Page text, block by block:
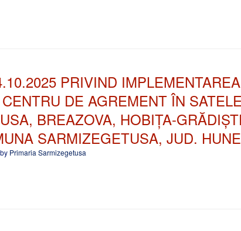
PRIVIND
DE AGREMENT ÎN SATELE
BREAZOVA, HOBIȚA-
SARMIZEGETUSA, JUD.
by Primaria Sarmizegetusa